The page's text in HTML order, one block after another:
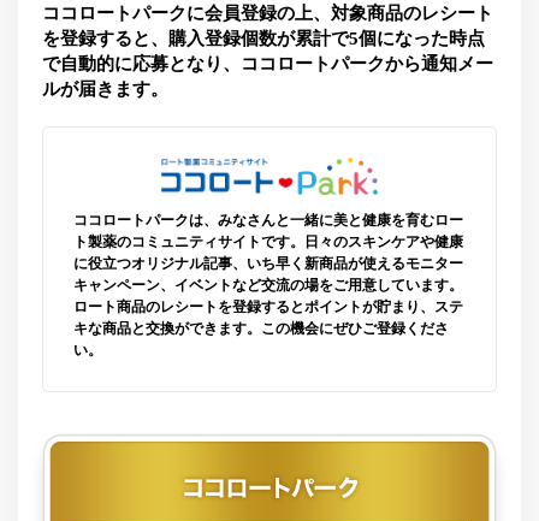
ココロートパークに会員登録の上、対象商品のレシート
を登録すると、購入登録個数が累計で5個になった時点
で自動的に応募となり、ココロートパークから通知メー
ルが届きます。
ココロートパークは、みなさんと一緒に美と健康を育むロー
ト製薬のコミュニティサイトです。
日々のスキンケアや健康
に役立つオリジナル記事、 いち早く新商品が使えるモニター
キャンペーン、イベントなど交流の場をご用意しています。
ロート商品のレシートを登録するとポイントが貯まり、ステ
キな商品と交換ができます。 この機会にぜひご登録くださ
い。